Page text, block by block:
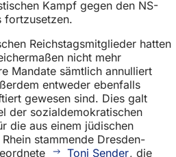
Kampf gegen den NS-
fortzusetzen.
Reichstagsmitglieder hatten
nicht mehr
Mandate sämtlich annulliert
entweder ebenfalls
gewesen sind. Dies galt
der sozialdemokratischen
die aus einem jüdischen
stammende Dresden-
Toni Sender, die